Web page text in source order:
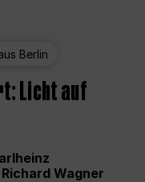
Berlin
Licht auf
Wagner